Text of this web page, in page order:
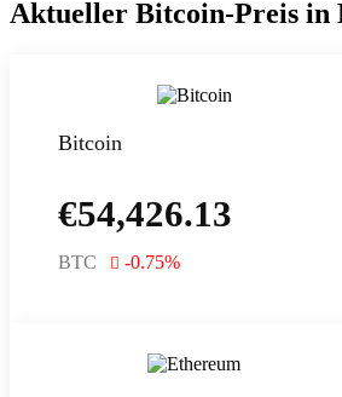
Aktueller Bitcoin-Preis in
Bitcoin
€54,426.13
BTC -0.75%